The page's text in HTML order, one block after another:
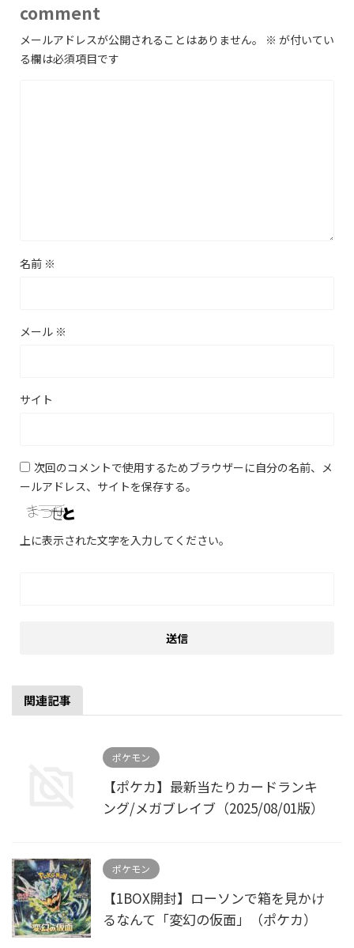
comment
メールアドレスが公開されることはありません。 ※ が付いてい
る欄は必須項目です
名前 ※
メール ※
サイト
次回のコメントで使用するためブラウザーに自分の名前、メ
ールアドレス、サイトを保存する。
上に表示された文字を入力してください。
関連記事
ポケモン
【ポケカ】最新当たりカードランキ
ング/メガブレイブ（2025/08/01版）
ポケモン
【1BOX開封】ローソンで箱を見かけ
るなんて「変幻の仮面」（ポケカ）